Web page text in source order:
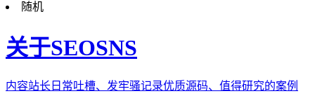
随机
关于SEOSNS
内容站长日常吐槽、发牢骚记录优质源码、值得研究的案例